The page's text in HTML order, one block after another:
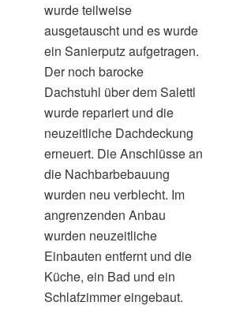
wurde teilweise
ausgetauscht und es wurde
ein Sanierputz aufgetragen.
Der noch barocke
Dachstuhl über dem Salettl
wurde repariert und die
neuzeitliche Dachdeckung
erneuert. Die Anschlüsse an
die Nachbarbebauung
wurden neu verblecht. Im
angrenzenden Anbau
wurden neuzeitliche
Einbauten entfernt und die
Küche, ein Bad und ein
Schlafzimmer eingebaut.